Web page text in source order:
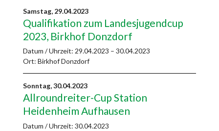
Samstag, 29.04.2023
Qualifikation zum Landesjugendcup
2023, Birkhof Donzdorf
Datum / Uhrzeit: 29.04.2023 – 30.04.2023
Ort: Birkhof Donzdorf
Sonntag,30.04.2023
Allroundreiter-Cup Station
Heidenheim Aufhausen
Datum / Uhrzeit: 30.04.2023